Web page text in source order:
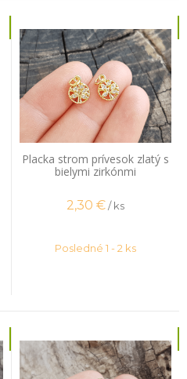
Placka strom prívesok zlatý s
bielymi zirkónmi
2,30 €/ ks
Posledné 1 - 2 ks